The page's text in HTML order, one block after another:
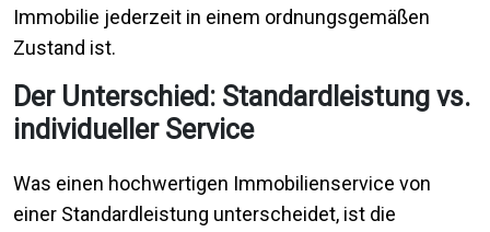
Immobilie jederzeit in einem ordnungsgemäßen
Zustand ist.
Der Unterschied: Standardleistung vs.
individueller Service
Was einen hochwertigen Immobilienservice von
einer Standardleistung unterscheidet, ist die